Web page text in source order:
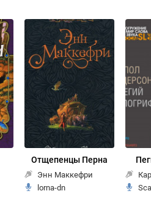
Отщепенцы Перна
Энн Маккефри
lorna-dn